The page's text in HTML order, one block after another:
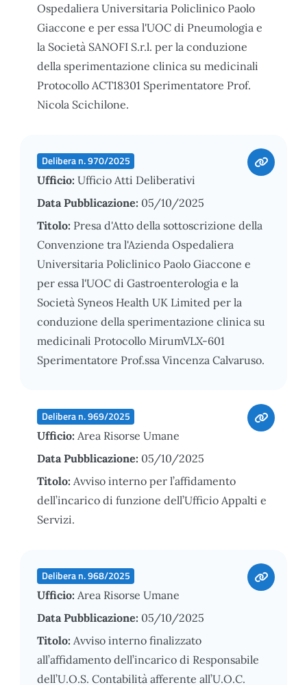
Ospedaliera Universitaria Policlinico Paolo
Giaccone e per essa l'UOC di Pneumologia e
la Società SANOFI S.r.l. per la conduzione
della sperimentazione clinica su medicinali
Protocollo ACT18301 Sperimentatore Prof.
Nicola Scichilone.
Delibera n. 970/2025
Ufficio: Ufficio Atti Deliberativi
Data Pubblicazione: 05/10/2025
Titolo: Presa d'Atto della sottoscrizione della
Convenzione tra l'Azienda Ospedaliera
Universitaria Policlinico Paolo Giaccone e
per essa l'UOC di Gastroenterologia e la
Società Syneos Health UK Limited per la
conduzione della sperimentazione clinica su
medicinali Protocollo MirumVLX-601
Sperimentatore Prof.ssa Vincenza Calvaruso.
Delibera n. 969/2025
Ufficio: Area Risorse Umane
Data Pubblicazione: 05/10/2025
Titolo: Avviso interno per l’affidamento
dell’incarico di funzione dell’Ufficio Appalti e
Servizi.
Delibera n. 968/2025
Ufficio: Area Risorse Umane
Data Pubblicazione: 05/10/2025
Titolo: Avviso interno finalizzato
all’affidamento dell’incarico di Responsabile
dell’U.O.S. Contabilità afferente all’U.O.C.